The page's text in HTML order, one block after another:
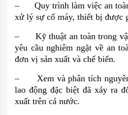
– Quy trình làm việc an
xử lý sự cố máy, thiết bị được
– Kỹ thuật an toàn trong
yêu cầu nghiêm ngặt về an
đơn vị sản xuất và chế biến.
– Xem và phân tích nguyên
lao động đặc biệt đã xảy ra
xuất trên cả nước.